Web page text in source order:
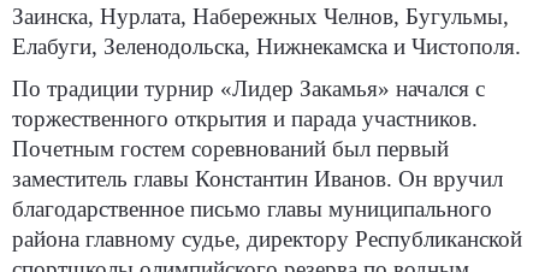
Заинска, Нурлата, Набережных Челнов, Бугульмы,
Елабуги, Зеленодольска, Нижнекамска и Чистополя.
По традиции турнир «Лидер Закамья» начался с
торжественного открытия и парада участников.
Почетным гостем соревнований был первый
заместитель главы Константин Иванов. Он вручил
благодарственное письмо главы муниципального
района главному судье, директору Республиканской